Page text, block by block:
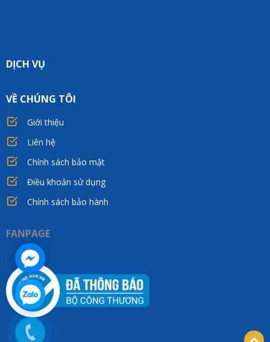
DỊCH VỤ
VỀ CHÚNG TÔI
Giới thiệu
Liên hệ
Chính sách bảo mật
Điều khoản sử dụng
Chính sách bảo hành
FANPAGE